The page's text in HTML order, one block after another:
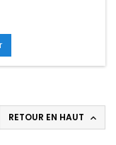
RETOUR EN HAUT 